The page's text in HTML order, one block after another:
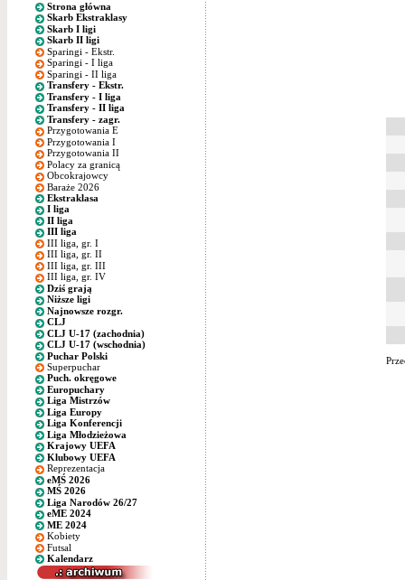
Strona główna
Skarb Ekstraklasy
Skarb I ligi
Skarb II ligi
Sparingi - Ekstr.
Sparingi - I liga
Sparingi - II liga
Transfery - Ekstr.
Transfery - I liga
Transfery - II liga
Transfery - zagr.
Przygotowania E
Przygotowania I
Przygotowania II
Polacy za granicą
Obcokrajowcy
Baraże 2026
Ekstraklasa
I liga
II liga
III liga
III liga, gr. I
III liga, gr. II
III liga, gr. III
III liga, gr. IV
Dziś grają
Niższe ligi
Najnowsze rozgr.
CLJ
CLJ U-17 (zachodnia)
CLJ U-17 (wschodnia)
Puchar Polski
Superpuchar
Puch. okręgowe
Europuchary
Liga Mistrzów
Liga Europy
Liga Konferencji
Liga Młodzieżowa
Krajowy UEFA
Klubowy UEFA
Reprezentacja
eMŚ 2026
MŚ 2026
Liga Narodów 26/27
eME 2024
ME 2024
Kobiety
Futsal
Kalendarz